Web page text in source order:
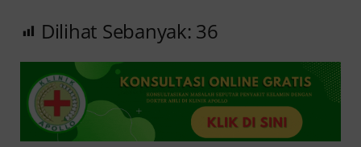
Dilihat Sebanyak: 36